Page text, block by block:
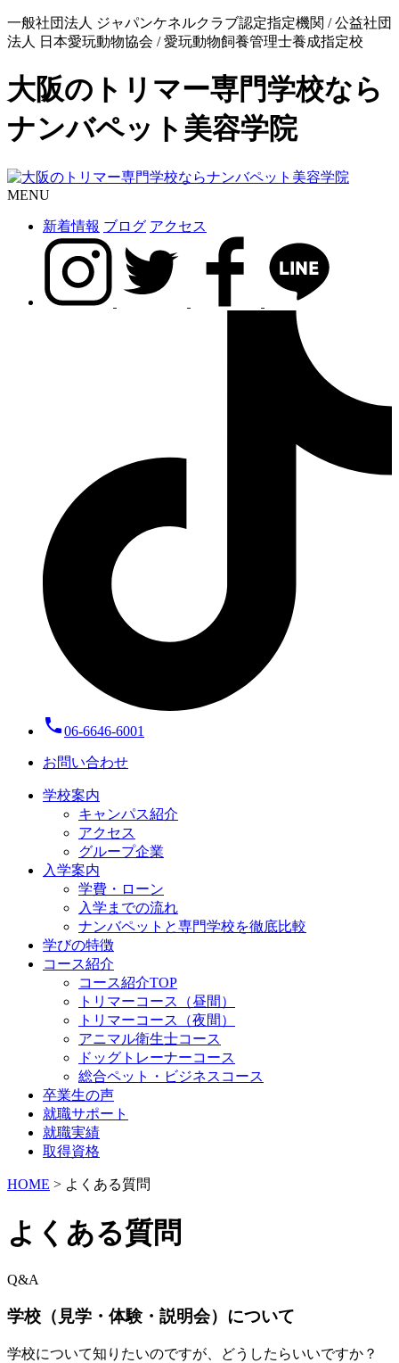
一般社団法人 ジャパンケネルクラブ認定指定機関 / 公益社団
法人 日本愛玩動物協会 / 愛玩動物飼養管理士養成指定校
大阪のトリマー専門学校なら
ナンバペット美容学院
MENU
新着情報 ブログ アクセス
local_phone06-6646-6001
お問い合わせ
学校案内
キャンパス紹介
アクセス
グループ企業
入学案内
学費・ローン
入学までの流れ
ナンバペットと専門学校を徹底比較
学びの特徴
コース紹介
コース紹介TOP
トリマーコース（昼間）
トリマーコース（夜間）
アニマル衛生士コース
ドッグトレーナーコース
総合ペット・ビジネスコース
卒業生の声
就職サポート
就職実績
取得資格
HOME > よくある質問
よくある質問
Q&A
学校（見学・体験・説明会）について
学校について知りたいのですが、どうしたらいいですか？